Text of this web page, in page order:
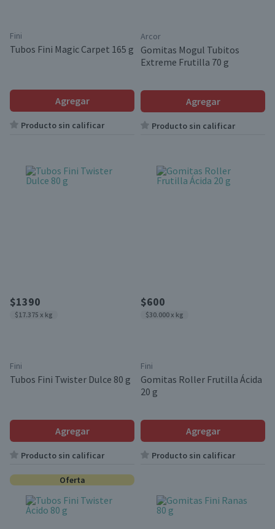
Fini
Tubos Fini Magic Carpet 165 g
Agregar
Producto sin calificar
Arcor
Gomitas Mogul Tubitos
Extreme Frutilla 70 g
Agregar
Producto sin calificar
$1390
$17.375 x kg
Fini
Tubos Fini Twister Dulce 80 g
Agregar
Producto sin calificar
$600
$30.000 x kg
Fini
Gomitas Roller Frutilla Ácida
20 g
Agregar
Producto sin calificar
Oferta